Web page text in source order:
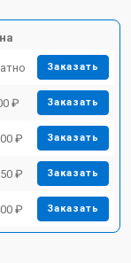
Заказать
₽ Заказать
₽ Заказать
₽ Заказать
₽ Заказать